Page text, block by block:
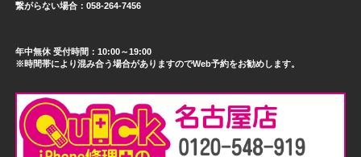
繋がらない場合：058-264-7456
年中無休 受付時間：10:00～19:00
※時間帯により混み合う場合がありますのでWeb予約をお勧めします。